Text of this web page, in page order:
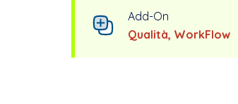
Add-On
Qualità, WorkFlow